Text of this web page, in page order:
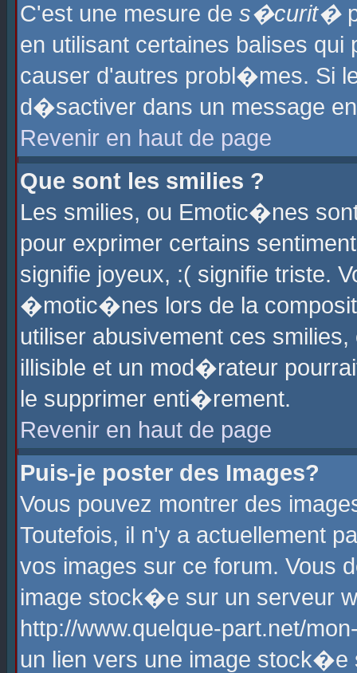
C'est une mesure de s�curit�
en utilisant certaines balises
causer d'autres probl�mes. Si
d�sactiver dans un message
Revenir en haut de page
Que sont les smilies ?
Les smilies, ou Emotic�nes
pour exprimer certains
signifie joyeux, :( signifie triste.
�motic�nes lors de la
utiliser abusivement ces
illisible et un mod�rateur
le supprimer enti�rement.
Revenir en haut de page
Puis-je poster des Images?
Vous pouvez montrer des
Toutefois, il n'y a actuellement
vos images sur ce forum. Vous
image stock�e sur un serveur
http://www.quelque-part.net/
un lien vers une image